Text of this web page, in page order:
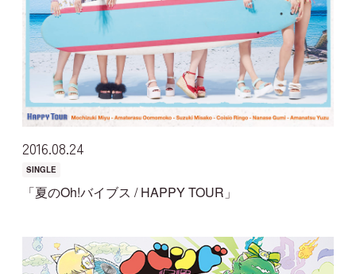
201608 24
SINGLE
「夏のOh!バイブス / HAPPY TOUR」